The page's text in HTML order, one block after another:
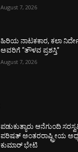
August 7, 2026
ಹಿರಿಯ ನಾಟಕಕಾರ, ಕಲಾ
ಅವರಿಗೆ “ತೌಳವ ಪ್ರಶಸ್ತಿ”
August 7, 2026
ಪಡುಕುತ್ಯಾರು ಆನೆಗುಂದಿ
ಪರಿಷತ್ ಅಂತರರಾಷ್ಟ್ರೀಯ
ಕುಮಾರ್ ಭೇಟಿ